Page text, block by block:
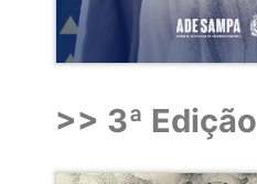
>> 3ª Edição